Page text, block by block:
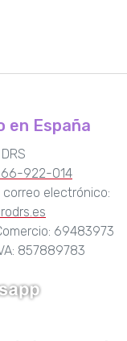
en España
922-014
correo electrónico:
69483973
857889783